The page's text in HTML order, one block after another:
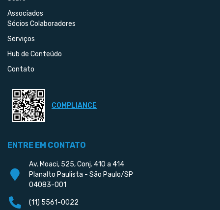
Associados
Sócios Colaboradores
Serviços
Hub de Conteúdo
Contato
COMPLIANCE
ENTRE EM CONTATO
Av. Moaci, 525, Conj. 410 a 414
Planalto Paulista - São Paulo/SP
04083-001
(11) 5561-0022